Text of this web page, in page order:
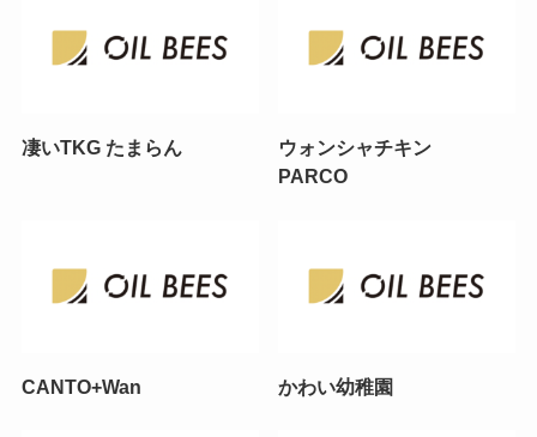
凄いTKG たまらん
ウォンシャチキン
PARCO
CANTO+Wan かわい幼稚園